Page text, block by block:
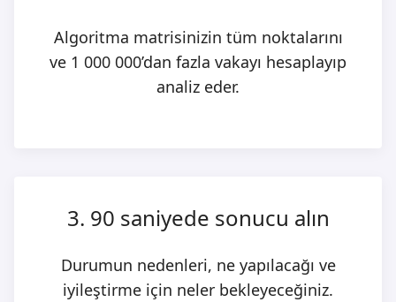
Algoritma matrisinizin tüm noktalarını
ve 1 000 000’dan fazla vakayı hesaplayıp
analiz eder.
3. 90 saniyede sonucu alın
Durumun nedenleri, ne yapılacağı ve
iyileştirme için neler bekleyeceğiniz.